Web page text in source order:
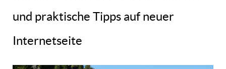
und praktische Tipps auf neuer
Internetseite